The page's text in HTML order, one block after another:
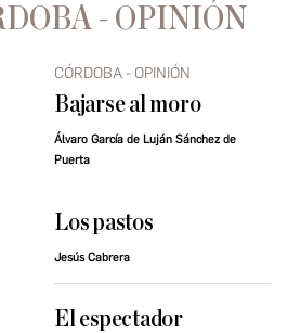
- OPINIÓN
CÓRDOBA - OPINIÓN
Bajarse al moro
Álvaro García de Luján Sánchez de
Puerta
Los pastos
Jesús Cabrera
El espectador